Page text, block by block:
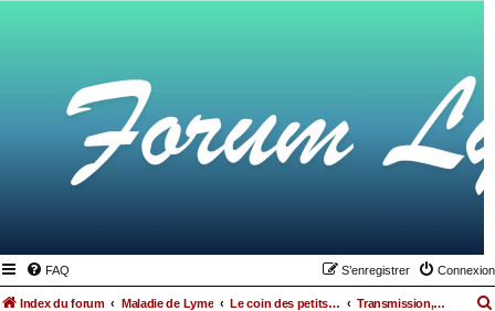
FAQ Connexion
S’enregistrer
Index du forum Maladie de Lyme Le coin des petits lymés Transmission, grossesse